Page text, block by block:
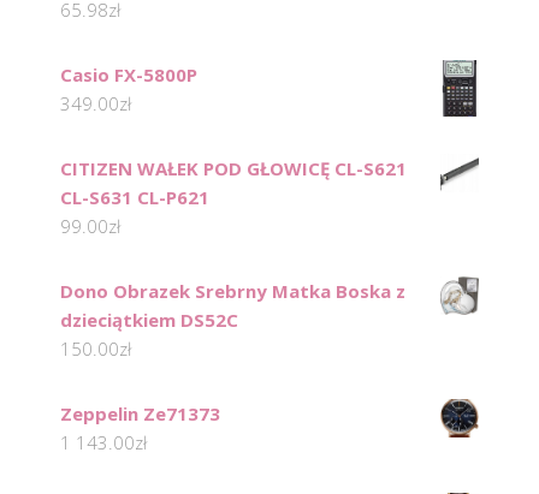
65.98zł
Casio FX-5800P
349.00zł
CITIZEN WAŁEK POD GŁOWICĘ CL-S621
CL-S631 CL-P621
99.00zł
Dono Obrazek Srebrny Matka Boska z
dzieciątkiem DS52C
150.00zł
Zeppelin Ze71373
1 143.00zł